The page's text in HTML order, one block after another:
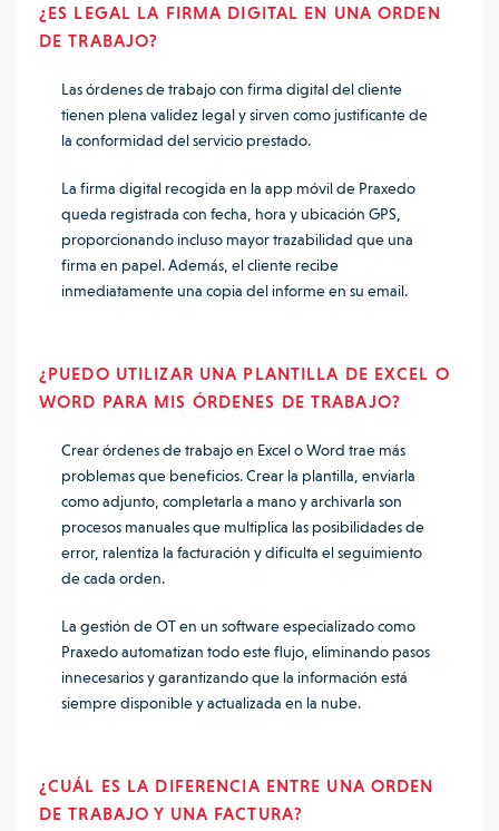
¿ES LEGAL LA FIRMA DIGITAL EN UNA ORDEN
DE TRABAJO?
Las órdenes de trabajo con firma digital del cliente
tienen plena validez legal y sirven como justificante de
la conformidad del servicio prestado.
La firma digital recogida en la app móvil de Praxedo
queda registrada con fecha, hora y ubicación GPS,
proporcionando incluso mayor trazabilidad que una
firma en papel. Además, el cliente recibe
inmediatamente una copia del informe en su email.
¿PUEDO UTILIZAR UNA PLANTILLA DE EXCEL O
WORD PARA MIS ÓRDENES DE TRABAJO?
Crear órdenes de trabajo en Excel o Word trae más
problemas que beneficios. Crear la plantilla, enviarla
como adjunto, completarla a mano y archivarla son
procesos manuales que multiplica las posibilidades de
error, ralentiza la facturación y dificulta el seguimiento
de cada orden.
La gestión de OT en un software especializado como
Praxedo automatizan todo este flujo, eliminando pasos
innecesarios y garantizando que la información está
siempre disponible y actualizada en la nube.
¿CUÁL ES LA DIFERENCIA ENTRE UNA ORDEN
DE TRABAJO Y UNA FACTURA?